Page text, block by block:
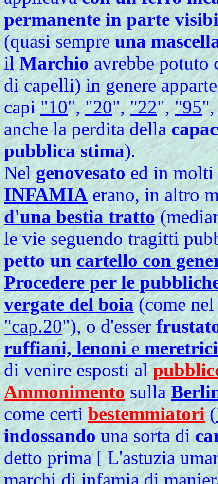
permanente in parte
(quasi sempreuna
ilMarchioavrebbe potuto
di capelli) in genere
capi"10","20","22","95
anche la perdita della
pubblica stima).
Nelgenovesatoed in
INFAMIAerano, in altro
d'una bestia tratto
le vie seguendo tragitti
petto uncartello con
Procedere per le
vergate del boia(come
"cap.20"), o d'esser
ruffiani, lenoniemeretrici
di venire esposti al
Ammonimentosulla
come certibestemmiatori(
indossandouna sorta di
detto prima [ L'astuzia
marchi di infamia di